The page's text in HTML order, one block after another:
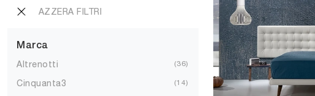
AZZERA FILTRI
Marca
Altrenotti 36
Cinquanta3 14